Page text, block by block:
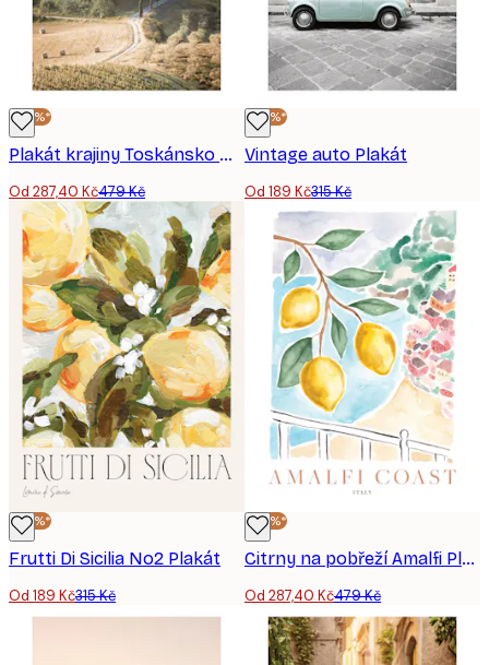
-40%*
Plakát krajiny Toskánsko Hills
Od 287,40 Kč479 Kč
-40%*
Vintage auto Plakát
Od 189 Kč315 Kč
-40%*
Frutti Di Sicilia No2 Plakát
Od 189 Kč315 Kč
-40%*
Citrny na pobřeží Amalfi Plakát
Od 287,40 Kč479 Kč